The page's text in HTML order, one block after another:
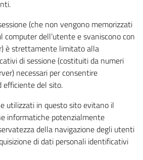
(che non vengono memorizzati
computer dell’utente e svaniscono con
è strettamente limitato alla
di sessione (costituiti da numeri
necessari per consentire
efficiente del sito.
utilizzati in questo sito evitano il
informatiche potenzialmente
della navigazione degli utenti
di dati personali identificativi